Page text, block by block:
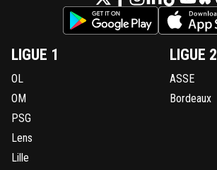
LIGUE 1
OL
OM
PSG
Lens
Lille
LIGUE 2
ASSE
Bordeaux